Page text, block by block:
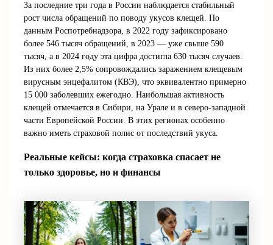
За последние три года в России наблюдается стабильный
рост числа обращений по поводу укусов клещей. По
данным Роспотребнадзора, в 2022 году зафиксировано
более 546 тысяч обращений, в 2023 — уже свыше 590
тысяч, а в 2024 году эта цифра достигла 630 тысяч случаев.
Из них более 2,5% сопровождались заражением клещевым
вирусным энцефалитом (КВЭ), что эквивалентно примерно
15 000 заболевших ежегодно. Наибольшая активность
клещей отмечается в Сибири, на Урале и в северо-западной
части Европейской России. В этих регионах особенно
важно иметь страховой полис от последствий укуса.
Реальные кейсы: когда страховка спасает не
только здоровье, но и финансы